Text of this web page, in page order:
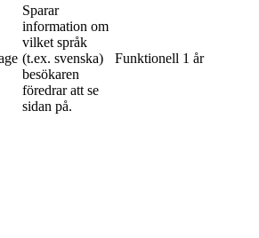
Sparar
information om
vilket språk
(t.ex. svenska)
besökaren
föredrar att se
sidan på.
Funktionell 1 år